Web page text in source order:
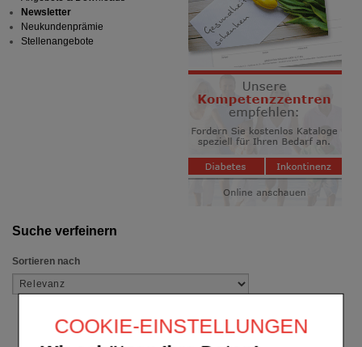
COOKIE-EINSTELLUNGEN
Suche verfeinern
Sortieren nach
Newsletter
Neukundenprämie
Stellenangebote